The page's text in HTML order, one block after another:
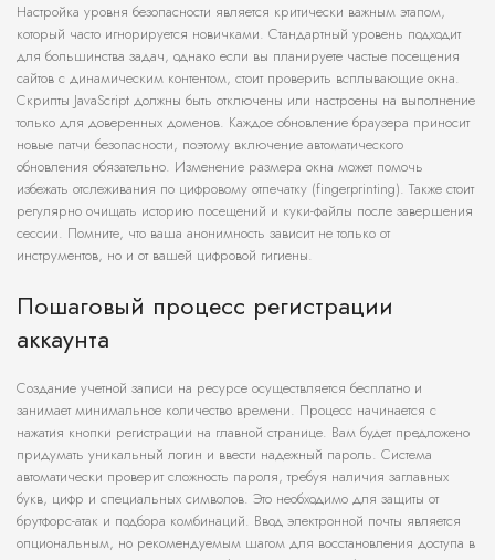
Настройка уровня безопасности является критически важным этапом,
который часто игнорируется новичками. Стандартный уровень подходит
для большинства задач, однако если вы планируете частые посещения
сайтов с динамическим контентом, стоит проверить всплывающие окна.
Скрипты JavaScript должны быть отключены или настроены на выполнение
только для доверенных доменов. Каждое обновление браузера приносит
новые патчи безопасности, поэтому включение автоматического
обновления обязательно. Изменение размера окна может помочь
избежать отслеживания по цифровому отпечатку (fingerprinting). Также стоит
регулярно очищать историю посещений и куки-файлы после завершения
сессии. Помните, что ваша анонимность зависит не только от
инструментов, но и от вашей цифровой гигиены.
Пошаговый процесс регистрации
аккаунта
Создание учетной записи на ресурсе осуществляется бесплатно и
занимает минимальное количество времени. Процесс начинается с
нажатия кнопки регистрации на главной странице. Вам будет предложено
придумать уникальный логин и ввести надежный пароль. Система
автоматически проверит сложность пароля, требуя наличия заглавных
букв, цифр и специальных символов. Это необходимо для защиты от
брутфорс-атак и подбора комбинаций. Ввод электронной почты является
опциональным, но рекомендуемым шагом для восстановления доступа в